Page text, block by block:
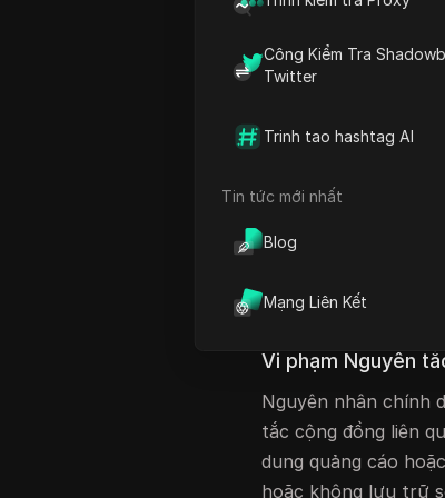
Công Kiểm Tra
Twitter
Trinh tao hashtag AI
Tin tức mới nhất
Blog
Mạng Liên Kết
chuyển đổi ngay
Tại sao tài
năm 2026?
giữa phân tích
ngay cả những sai
Vi phạm Nguyên
Nguyên nhân chính
tắc cộng đồng liên
dung quảng cáo
hoặc không lưu trữ